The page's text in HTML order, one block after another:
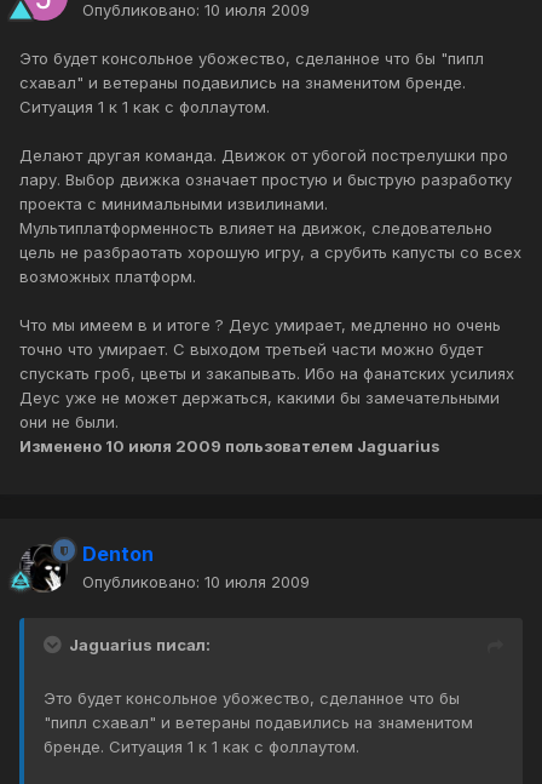
Опубликовано: 10 июля 2009
Это будет консольное убожество, сделанное что бы "пипл
схавал" и ветераны подавились на знаменитом бренде.
Ситуация 1 к 1 как с фоллаутом.
Делают другая команда. Движок от убогой пострелушки про
лару. Выбор движка означает простую и быструю разработку
проекта с минимальными извилинами.
Мультиплатформенность влияет на движок, следовательно
цель не разбраотать хорошую игру, а срубить капусты со всех
возможных платформ.
Что мы имеем в и итоге ? Деус умирает, медленно но очень
точно что умирает. С выходом третьей части можно будет
спускать гроб, цветы и закапывать. Ибо на фанатских усилиях
Деус уже не может держаться, какими бы замечательными
они не были.
Изменено 10 июля 2009 пользователем Jaguarius
Denton
Опубликовано: 10 июля 2009
Jaguarius писал:
Это будет консольное убожество, сделанное что бы
"пипл схавал" и ветераны подавились на знаменитом
бренде. Ситуация 1 к 1 как с фоллаутом.